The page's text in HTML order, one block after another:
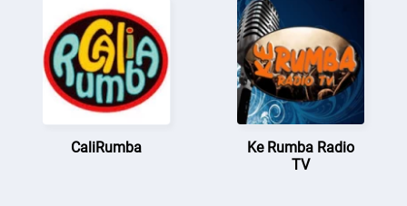
CaliRumba
Ke Rumba Radio
TV